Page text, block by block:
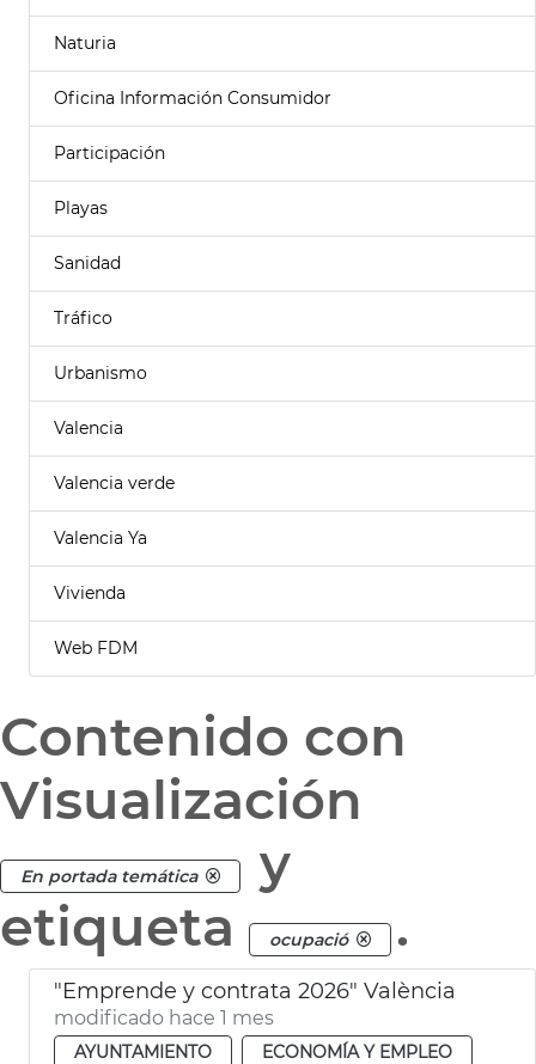
Naturia
Oficina Información Consumidor
Participación
Playas
Sanidad
Tráfico
Urbanismo
Valencia
Valencia verde
Valencia Ya
Vivienda
Web FDM
Contenido con
Visualización
En portada temática
y
etiqueta
ocupació .
"Emprende y contrata 2026" València
modificado hace 1 mes
AYUNTAMIENTO
ECONOMÍA Y EMPLEO